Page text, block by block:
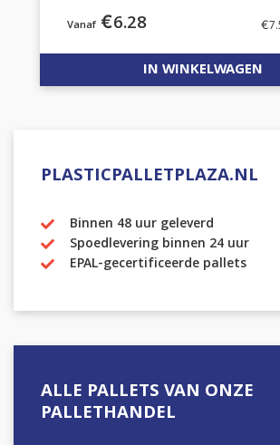
PLASTICPALLETPLAZA.NL
Binnen 48 uur geleverd
Spoedlevering binnen 24 uur
EPAL-gecertificeerde pallets
ALLE PALLETS VAN ONZE
PALLETHANDEL
€6.28 €
IN WINKELWAGEN